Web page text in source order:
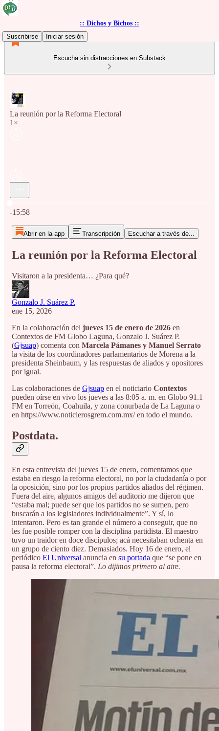
:: Dichos y Bichos ::
Suscribirse
Iniciar sesión
Escucha sin distracciones en Substack
La reunión por la Reforma Electoral
1×
-15:58
Abrir en la app Transcripción Escuchar a través de...
La reunión por la Reforma Electoral
Visitaron a la presidenta… ¿Para qué?
Gonzalo J. Suárez P.
ene 15, 2026
En la colaboración del jueves 15 de enero de 2026 en
Contextos de FM Globo Laguna, Gonzalo J. Suárez P.
(Gjsuap) comenta con Marcela Pámanes y Manuel Serrato
la visita de los coordinadores parlamentarios de Morena a la
presidenta Sheinbaum, y las respuestas de aliados y opositores
por igual.
Las colaboraciones de Gjsuap en el noticiario Contextos
pueden oírse en vivo los jueves a las 8:05 a. m. en Globo 91.1
FM en Torreón, Coahuila, y zona conurbada de La Laguna o
en https://www.noticierosgrem.com.mx/ en todo el mundo.
Postdata.
En esta entrevista del jueves 15 de enero, comentamos que
estaba en riesgo la reforma electoral, no por la ciudadanía o por
la oposición, sino por los propios partidos aliados del régimen.
Fuera del aire, algunos amigos del auditorio me dijeron que
“estaba mal; puede ser que los partidos no se sumen, pero
buscarán a los legisladores individualmente”. Y sí, lo
intentaron. Pero es tan grande el número a conseguir, que no
les fue posible romper con la disciplina partidista. El maestro
tuvo un traidor en doce discípulos; acá necesitaban ochenta en
un grupo de ciento diez. Demasiados. Hoy 16 de enero, el
periódico El Universal anuncia en su portada que “se pone en
pausa la reforma electoral”. Lo dijimos primero al aire.